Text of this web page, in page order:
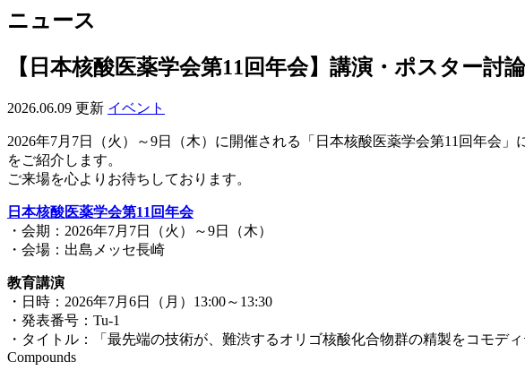
ニュース
【日本核酸医薬学会第11回年会】講演・ポスター討
2026.06.09 更新 イベント
2026年7月7日（火）～9日（木）に開催される「日本核酸医薬学会第11回年会
をご紹介します。
ご来場を心よりお待ちしております。
日本核酸医薬学会第11回年会
・会期：2026年7月7日（火）～9日（木）
・会場：出島メッセ長崎
教育講演
・日時：2026年7月6日（月）13:00～13:30
・発表番号：Tu-1
・タイトル：「最先端の技術が、難渋するオリゴ核酸化合物群の精製をコモディ
Compounds